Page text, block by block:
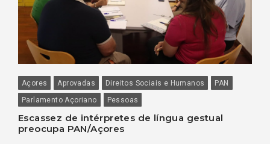
Açores Aprovadas Direitos Sociais e Humanos
PAN
Parlamento Açoriano
Pessoas
Escassez de intérpretes de língua gestual
preocupa PAN/Açores